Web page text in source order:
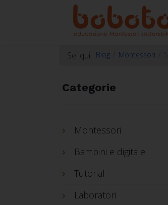
Sei qui: Blog Montessori
Categorie
Montessori
Bambini e digitale
Tutorial
Laboratori